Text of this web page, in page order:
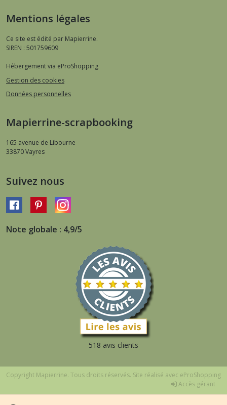
Mentions légales
Ce site est édité par Mapierrine.
SIREN : 501759609
Hébergement via eProShopping
Gestion des cookies
Données personnelles
Mapierrine-scrapbooking
165 avenue de Libourne
33870Vayres
Suivez nous
Note globale : 4,9/5
518 avis clients
Copyright Mapierrine. Tous droits réservés. Site réalisé avec eProShopping
Accès gérant